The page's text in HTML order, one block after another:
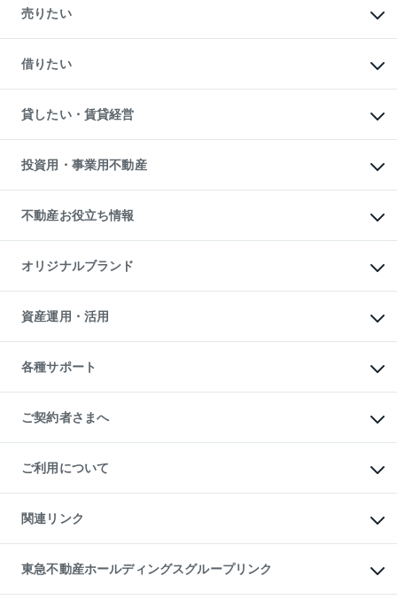
新築・分譲マンションの購入
中古マンションの購入
一戸建ての購入
中古一戸建ての購入
不動産購入の流れ
注目キーワード物件特集
購入ガイド
English 繁体中文簡体中文
売りたい
一戸建ての売却・査定
土地の売却・査定
スピードAI査定
不動産査定について
不動産売却の流れ
不動産買換えの流れ
売却ガイド
借りたい
オフィス・店舗の賃貸
借りるときの流れ
借りるガイド
貸したい・賃貸経営
マンション賃料データ
賃貸管理プラン
リロケーションについて
貸すガイド
投資用・事業用不動産
事業用不動産
マンション投資
投資用マンション
アパート経営
収益物件
ビル購入（ビル一棟）
投資用不動産の売却査定
事業用不動産の売却査定
不動産お役立ち情報
マンションライブラリー
人気マンションランキング
暮らしに役立つ不動産メディア
不動産相場・不動産価格情報
不動産コラム・ニュース
不動産用語集
不動産なんでもネット相談室
住まいの税金
オリジナルブランド
一棟リノベーションマンション
L`GENTE（ルジェンテ）
区分リノベーションマンション
投資用一棟レジデンスWELL
不動産小口投資
LEGACIA（レガシア）
資産運用・活用
不動産M&A
アセットマネジメント・出資
各種サポート
相続サポート
リフォームサポート
ご契約者さまへ
ご紹介・再契約特典
入居者様専用-各種ご案内（賃貸）
東急こすもす会「こすもすWeb」
ご利用について
金融商品取引について
東急リバブル ソーシャルメディアポリシー
ご意見・お問い合わせ（金融商品取引専用の相談・お問い合わせ窓口）
ダイレクトメール（郵送物）・Eメールなどの送付停止について
関連リンク
これからご結婚される方に東急百貨店のブライダルクラブ
人材サービスのご用命は 東急リバブルスタッフ株式会社まで
東北の逸品を贈ります 東北すぐれものセレクション
東急不動産ホールディングスグループリンク